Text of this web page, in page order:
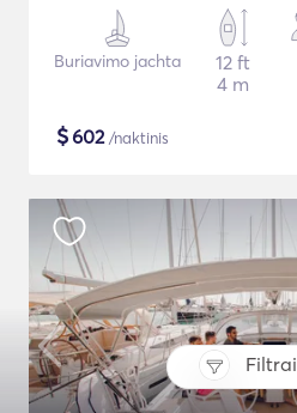
Filtrai
Buriavimo jachta
12 ft
4 m
$602/naktinis